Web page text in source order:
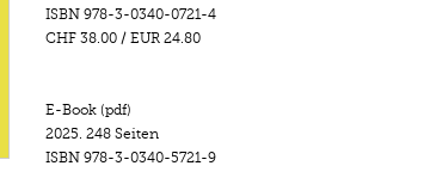
ISBN 978-3-0340-0721-4
CHF 38.00/ EUR 24.80
E-Book (pdf)
2025. 248 Seiten
ISBN 978-3-0340-5721-9